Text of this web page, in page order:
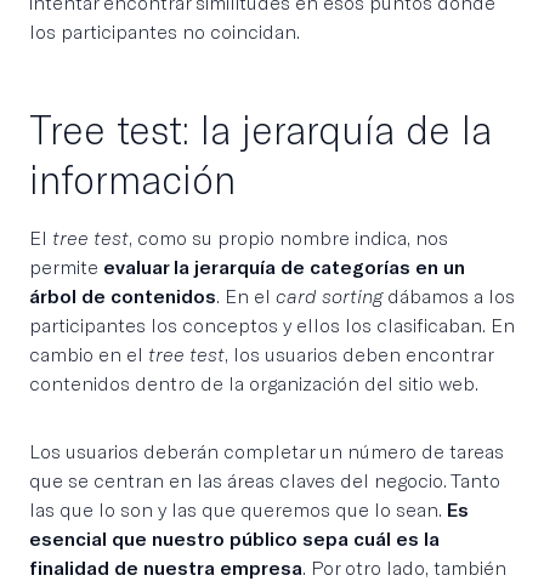
los participantes no coincidan.
Tree test: la jerarquía de la
información
El tree test, como su propio nombre indica, nos
permite evaluar la jerarquía de categorías en un
árbol de contenidos. En el card sortingdábamos a los
participantes los conceptos y ellos los clasificaban. En
cambio en el tree test, los usuarios deben encontrar
contenidos dentro de la organización del sitio web.
Los usuarios deberán completar un número de tareas
que se centran en las áreas claves del negocio. Tanto
las que lo son y las que queremos que lo sean. Es
esencial que nuestro público sepa cuál es la
finalidad de nuestra empresa. Por otro lado, también